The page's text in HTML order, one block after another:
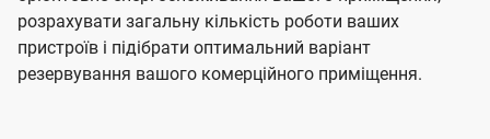
розрахувати загальну кількість роботи ваших
пристроїв і підібрати оптимальний варіант
резервування вашого комерційного приміщення.